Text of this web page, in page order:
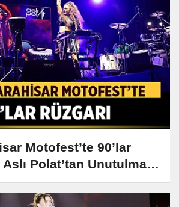
Motofest’te 90’lar
Aslı Polat’tan Unutulmaz